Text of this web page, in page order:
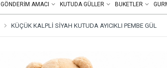
GÖNDERIM AMACI KUTUDA GÜLLER BUKETLER
KÜÇÜK KALPLI SIYAH KUTUDA AYICIKLI PEMBE GÜL